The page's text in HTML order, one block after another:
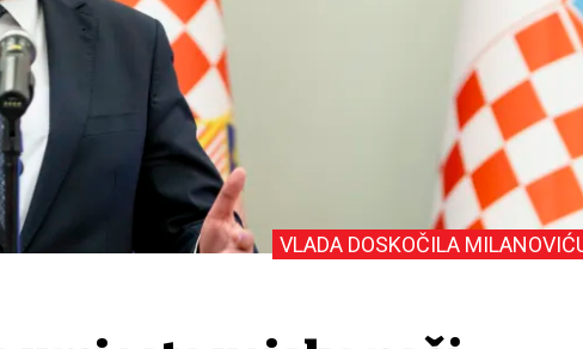
VLADA DOSKOČILA